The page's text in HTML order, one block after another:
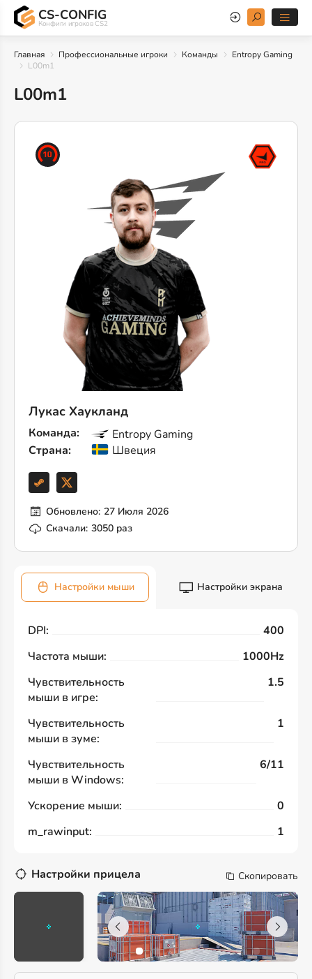
CS-CONFIG
Конфиги игроков CS2
Главная Профессиональные игроки Команды
Entropy Gaming
L00m1
L00m1
Лукас Хаукланд
Команда:
Entropy Gaming
Страна:
Швеция
Обновлено: 27 Июля 2026
Скачали: 3050 раз
Настройки мыши Настройки экрана
DPI:
400
Частота мыши:
1000Hz
Чувствительность
мыши в игре:
1.5
Чувствительность
мыши в зуме:
1
Чувствительность
мыши в Windows:
6/11
Ускорение мыши:
0
m_rawinput:
1
Настройки прицела Скопировать